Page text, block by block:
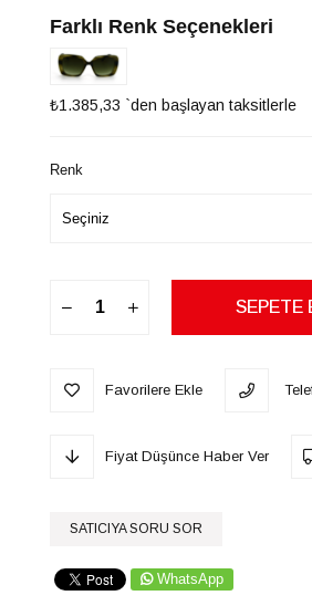
Farklı Renk Seçenekleri
₺1.385,33 `den başlayan taksitlerle
Renk
Favorilere Ekle
Fiyat Düşünce Haber Ver
SATICIYA SORU SOR
WhatsApp